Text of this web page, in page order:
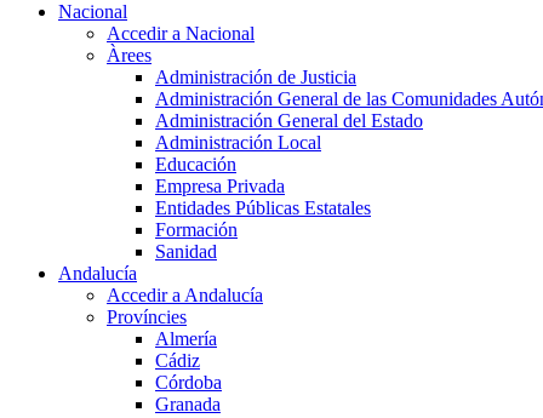
Nacional
Accedir a Nacional
Àrees
Administración de Justicia
Administración General de las Comunidades
Administración General del Estado
Administración Local
Educación
Empresa Privada
Entidades Públicas Estatales
Formación
Sanidad
Andalucía
Accedir a Andalucía
Províncies
Almería
Cádiz
Córdoba
Granada